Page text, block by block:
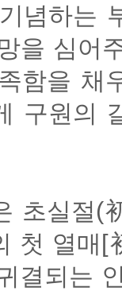
념하는
을 심어
함을 채
구원의
초실절(
첫 열매
결되는